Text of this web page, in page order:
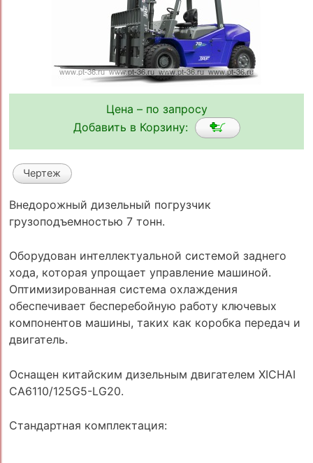
Цена – по запросу
Добавить в Корзину:
Чертеж
Внедорожный дизельный погрузчик
грузоподъемностью 7 тонн.
Оборудован интеллектуальной системой заднего
хода, которая упрощает управление машиной.
Оптимизированная система охлаждения
обеспечивает бесперебойную работу ключевых
компонентов машины, таких как коробка передач и
двигатель.
Оснащен китайским дизельным двигателем XICHAI
CA6110/125G5-LG20.
Стандартная комплектация: